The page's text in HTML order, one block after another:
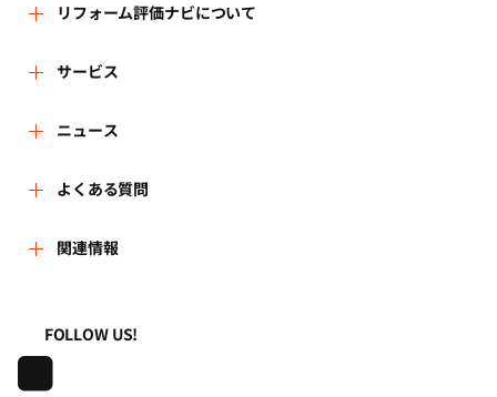
リフォーム評価ナビについて
リフォーム評価ナビとは
運営体制
はじめての方へ
事務局へのお問い合せ
リフォーム会社一覧
サービス
リフォーム会社を探す
リフォーム事例を見る
リフォームを相談する
動画で学べるリフォームの基礎知識
ニュース
新着情報
講習会・セミナー
よくある質問
よくある質問
プライバシーポリシー
関連情報
株式会社日本建築住宅センター
FOLLOW US!